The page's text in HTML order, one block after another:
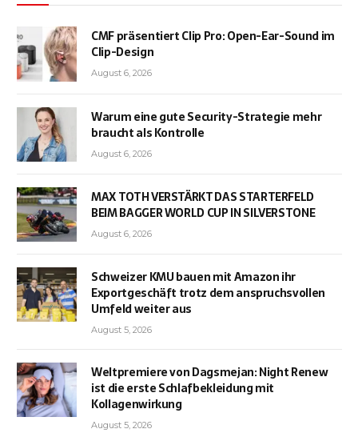
CMF präsentiert Clip Pro: Open-Ear-Sound im
Clip-Design
August 6, 2026
Warum eine gute Security-Strategie mehr
braucht als Kontrolle
August 6, 2026
MAX TOTH VERSTÄRKT DAS STARTERFELD
BEIM BAGGER WORLD CUP IN SILVERSTONE
August 6, 2026
Schweizer KMU bauen mit Amazon ihr
Exportgeschäft trotz dem anspruchsvollen
Umfeld weiter aus
August 5, 2026
Weltpremiere von Dagsmejan: Night Renew
ist die erste Schlafbekleidung mit
Kollagenwirkung
August 5, 2026